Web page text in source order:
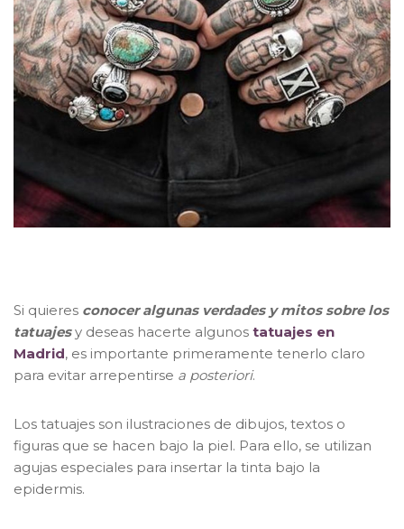
Si quieres conocer algunas verdades y mitos sobre los
tatuajesy deseas hacerte algunos tatuajes en
Madrid, es importante primeramente tenerlo claro
para evitar arrepentirse a posteriori.
Los tatuajes son ilustraciones de dibujos, textos o
figuras que se hacen bajo la piel. Para ello, se utilizan
agujas especiales para insertar la tinta bajo la
epidermis.